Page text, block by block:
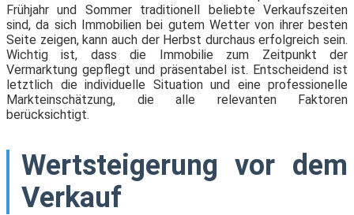
Frühjahr und Sommer traditionell beliebte Verkaufszeiten
sind, da sich Immobilien bei gutem Wetter von ihrer besten
Seite zeigen, kann auch der Herbst durchaus erfolgreich sein.
Wichtig ist, dass die Immobilie zum Zeitpunkt der
Vermarktung gepflegt und präsentabel ist. Entscheidend ist
letztlich die individuelle Situation und eine professionelle
Markteinschätzung, die alle relevanten Faktoren
berücksichtigt.
Wertsteigerung vor dem
Verkauf